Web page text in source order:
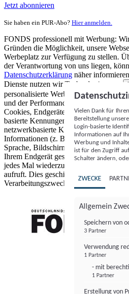
Jetzt abonnieren
Sie haben ein PUR-Abo? Hier anmelden.
FONDS professionell mit Werbung:
Gründen die Möglichkeit, unsere
Werbeplatz zur Verfügung zu stellen.
der Verantwortung von uns liegen,
Datenschutzerklärung näher
Dienste nutzen wir Technologien von
personalisierte Werbung und Inhalte,
und der Performance von Inhalten
Cookies, Endgeräte- oder ähnliche
basierte Kennungen, zufällig generierte
netzwerkbasierte Kennungen) können
Informationen (z. B. Browsertyp und
Sprache, Bildschirmgröße, unterstützte
Ihrem Endgerät gespeichert oder von
jedes Mal wiederzuerkennen, wenn es
aufruft. Dies geschieht für einen oder
Verarbeitungszwecke.
Vielen Dank für
Bereitstellung
Login-basierte
Informationen auf
Werbung und
ist für den Zugriff
Schalter ändern,
ZWECKE
Allgemein
Speichern von
3 Partner
Verwendung
1 Partner
- mit
1 Partner
Erstellung von
FONDS professionell